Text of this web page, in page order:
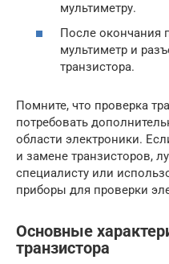
мультиметру.
После окончания
мультиметр и
транзистора.
Помните, что проверка
потребовать
области электроники.
и замене транзисторов,
специалисту или
приборы для проверки
Основные
транзистора